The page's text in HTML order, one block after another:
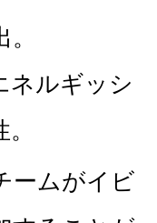
ネルギッシ
ームがイビ